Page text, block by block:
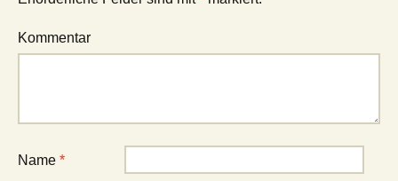
Kommentar
Name *